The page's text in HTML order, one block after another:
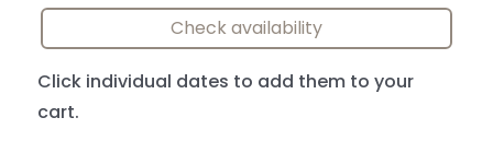
Check availability
Click individual dates to add them to your
cart.